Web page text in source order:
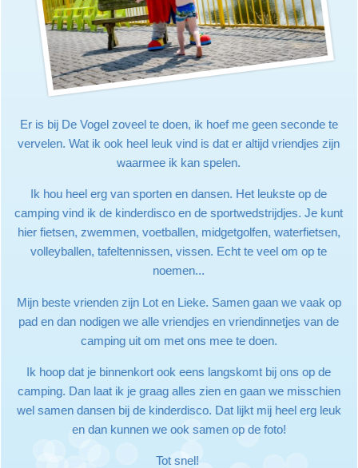
Er is bij De Vogel zoveel te doen, ik hoef me geen seconde te
vervelen. Wat ik ook heel leuk vind is dat er altijd vriendjes zijn
waarmee ik kan spelen.
Ik hou heel erg van sporten en dansen. Het leukste op de
camping vind ik de kinderdisco en de sportwedstrijdjes. Je kunt
hier fietsen, zwemmen, voetballen, midgetgolfen, waterfietsen,
volleyballen, tafeltennissen, vissen. Echt te veel om op te
noemen...
Mijn beste vrienden zijn Lot en Lieke. Samen gaan we vaak op
pad en dan nodigen we alle vriendjes en vriendinnetjes van de
camping uit om met ons mee te doen.
Ik hoop dat je binnenkort ook eens langskomt bij ons op de
camping. Dan laat ik je graag alles zien en gaan we misschien
wel samen dansen bij de kinderdisco. Dat lijkt mij heel erg leuk
en dan kunnen we ook samen op de foto!
Tot snel!